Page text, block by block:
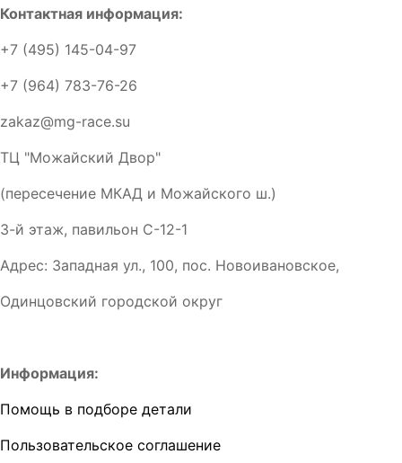
Контактная информация:
+7 (495) 145-04-97
+7 (964) 783-76-26
zakaz@mg-race.su
ТЦ "Можайский Двор"
(пересечение МКАД и Можайского ш.)
3-й этаж, павильон С-12-1
Адрес: Западная ул., 100, пос. Новоивановское,
Одинцовский городской округ
Информация:
Помощь в подборе детали
Пользовательское соглашение